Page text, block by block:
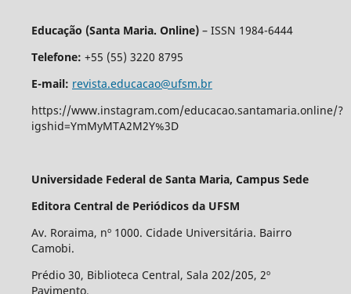
Educação (Santa Maria. Online) – ISSN 1984-6444
Telefone: +55 (55) 3220 8795
E-mail: revista.educacao@ufsm.br
https://www.instagram.com/educacao.santamaria.online/?
igshid=YmMyMTA2M2Y%3D
Universidade Federal de Santa Maria, Campus Sede
Editora Central de Periódicos da UFSM
Av. Roraima, nº 1000. Cidade Universitária. Bairro
Camobi.
Prédio 30, Biblioteca Central, Sala 202/205, 2º
Pavimento.